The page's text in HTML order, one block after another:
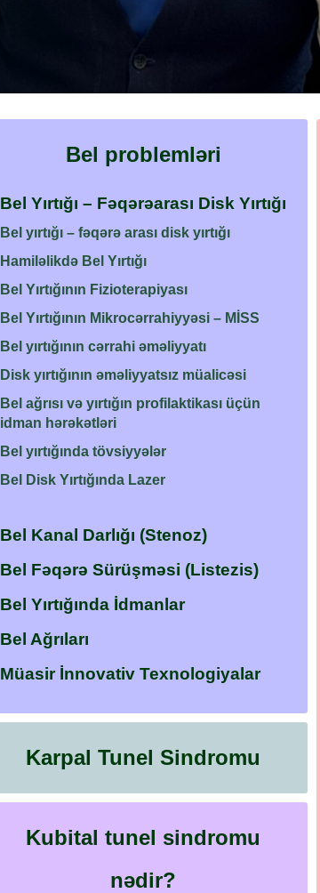
Bel problemləri
Bel Yırtığı – Fəqərəarası Disk Yırtığı
Bel yırtığı – fəqərə arası disk yırtığı
Hamiləlikdə Bel Yırtığı
Bel Yırtığının Fizioterapiyası
Bel Yırtığının Mikrocərrahiyyəsi – MİSS
Bel yırtığının cərrahi əməliyyatı
Disk yırtığının əməliyyatsız müalicəsi
Bel ağrısı və yırtığın profilaktikası üçün
idman hərəkətləri
Bel yırtığında tövsiyyələr
Bel Disk Yırtığında Lazer
Bel Kanal Darlığı (Stenoz)
Bel Fəqərə Sürüşməsi (Listezis)
Bel Yırtığında İdmanlar
Bel Ağrıları
Müasir İnnovativ Texnologiyalar
Karpal Tunel Sindromu
Kubital tunel sindromu
nədir?